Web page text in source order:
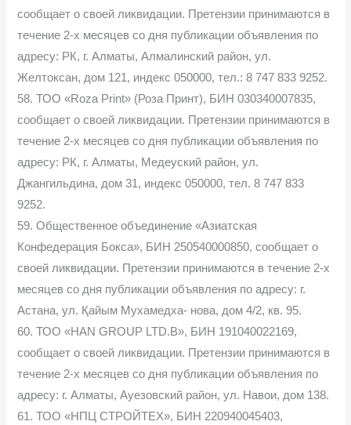
сообщает о своей ликвидации. Претензии принимаются в
течение 2-х месяцев со дня публикации объявления по
адресу: РК, г. Алматы, Алмалинский район, ул.
Желтоксан, дом 121, индекс 050000, тел.: 8 747 833 9252.
58. ТОО «Roza Print» (Роза Принт), БИН 030340007835,
сообщает о своей ликвидации. Претензии принимаются в
течение 2-х месяцев со дня публикации объявления по
адресу: РК, г. Алматы, Медеуский район, ул.
Джангильдина, дом 31, индекс 050000, тел. 8 747 833
9252.
59. Общественное объединение «Азиатская
Конфедерация Бокса», БИН 250540000850, сообщает о
своей ликвидации. Претензии принимаются в течение 2-х
месяцев со дня публикации объявления по адресу: г.
Астана, ул. Қайым Мухамедха- нова, дом 4/2, кв. 95.
60. ТОО «HAN GROUP LTD.B», БИН 191040022169,
сообщает о своей ликвидации. Претензии принимаются в
течение 2-х месяцев со дня публикации объявления по
адресу: г. Алматы, Ауезовский район, ул. Навои, дом 138.
61. ТОО «НПЦ СТРОЙТЕХ», БИН 220940045403,